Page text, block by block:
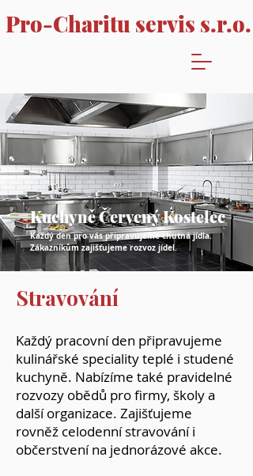
Pro-Charitu servis s.r.o.
Kuchyně Červený Kostelec
Každý den pro vás připravujeme chutná jídla.
Zákazníkům zajišťujeme rozvoz jídel.
Stravování
Každý pracovní den připravujeme
kulinářské speciality teplé i studené
kuchyně. Nabízíme také pravidelné
rozvozy obědů pro firmy, školy a
další organizace. Zajišťujeme
rovněž celodenní stravování i
občerstvení na jednorázové akce.